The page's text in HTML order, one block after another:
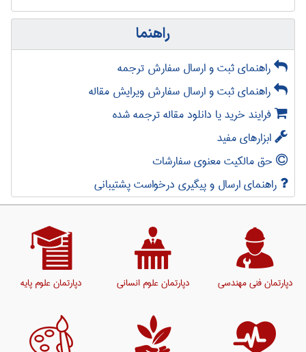
راهنما
راهنمای ثبت و ارسال سفارش ترجمه
راهنمای ثبت و ارسال سفارش ویرایش مقاله
فرایند خرید یا دانلود مقاله ترجمه شده
ابزارهای مفید
حق مالکیت معنوی سفارشات
راهنمای ارسال و پیگیری درخواست پشتیبانی
دپارتمان فنی مهندسی دپارتمان علوم انسانی دپارتمان علوم پایه